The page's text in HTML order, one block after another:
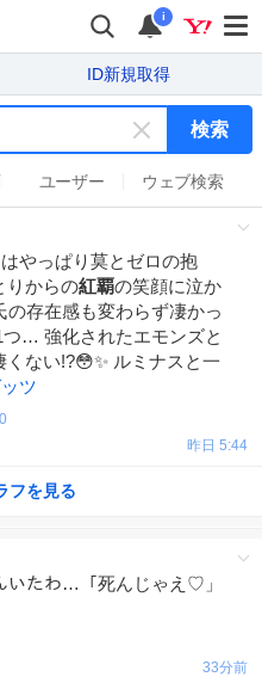
i
ID新規取得
キ
ー
ワ
ド
を
消
す
検索
ユーザー ウェブ検索
やっぱり莫とゼロの抱
りからの紅覇の笑顔に泣か
存在感も変わらず凄かっ
… 強化されたエモンズと
ない!?😳✨ ルミナスと一
ツ
昨日 5:44
フを見る
いたわ…「死んじゃえ♡」
33分前